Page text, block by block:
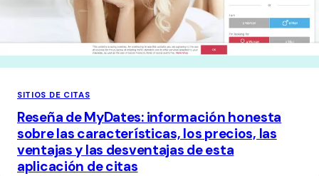
SITIOS DE CITAS
Reseña de MyDates: información honesta
sobre las características, los precios, las
ventajas y las desventajas de esta
aplicación de citas